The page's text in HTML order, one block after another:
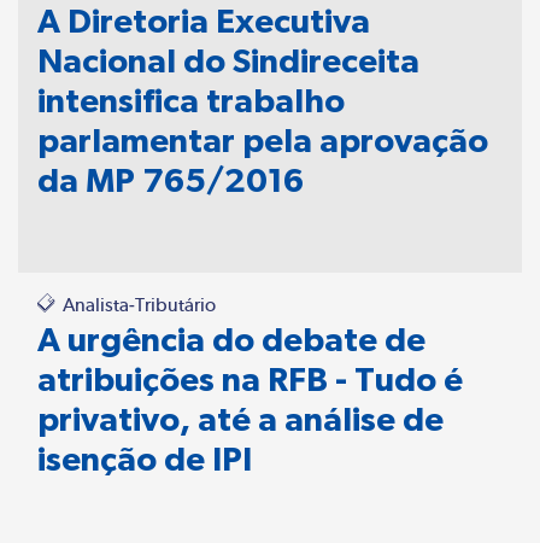
A Diretoria Executiva
Nacional do Sindireceita
intensifica trabalho
parlamentar pela aprovação
da MP 765/2016
Analista-Tributário
A urgência do debate de
atribuições na RFB - Tudo é
privativo, até a análise de
isenção de IPI